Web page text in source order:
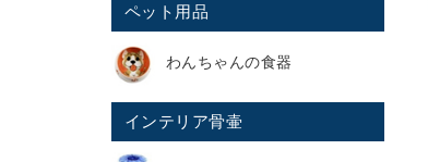
ペット用品
わんちゃんの食器
インテリア骨壷